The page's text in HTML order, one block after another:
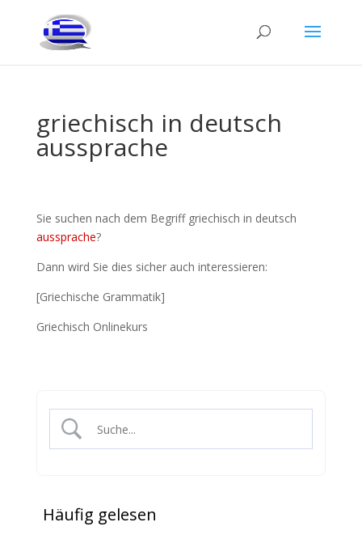
griechisch in deutsch
aussprache
Sie suchen nach dem Begriff griechisch in deutsch
aussprache?
Dann wird Sie dies sicher auch interessieren:
[Griechische Grammatik]
Griechisch Onlinekurs
Häufig gelesen